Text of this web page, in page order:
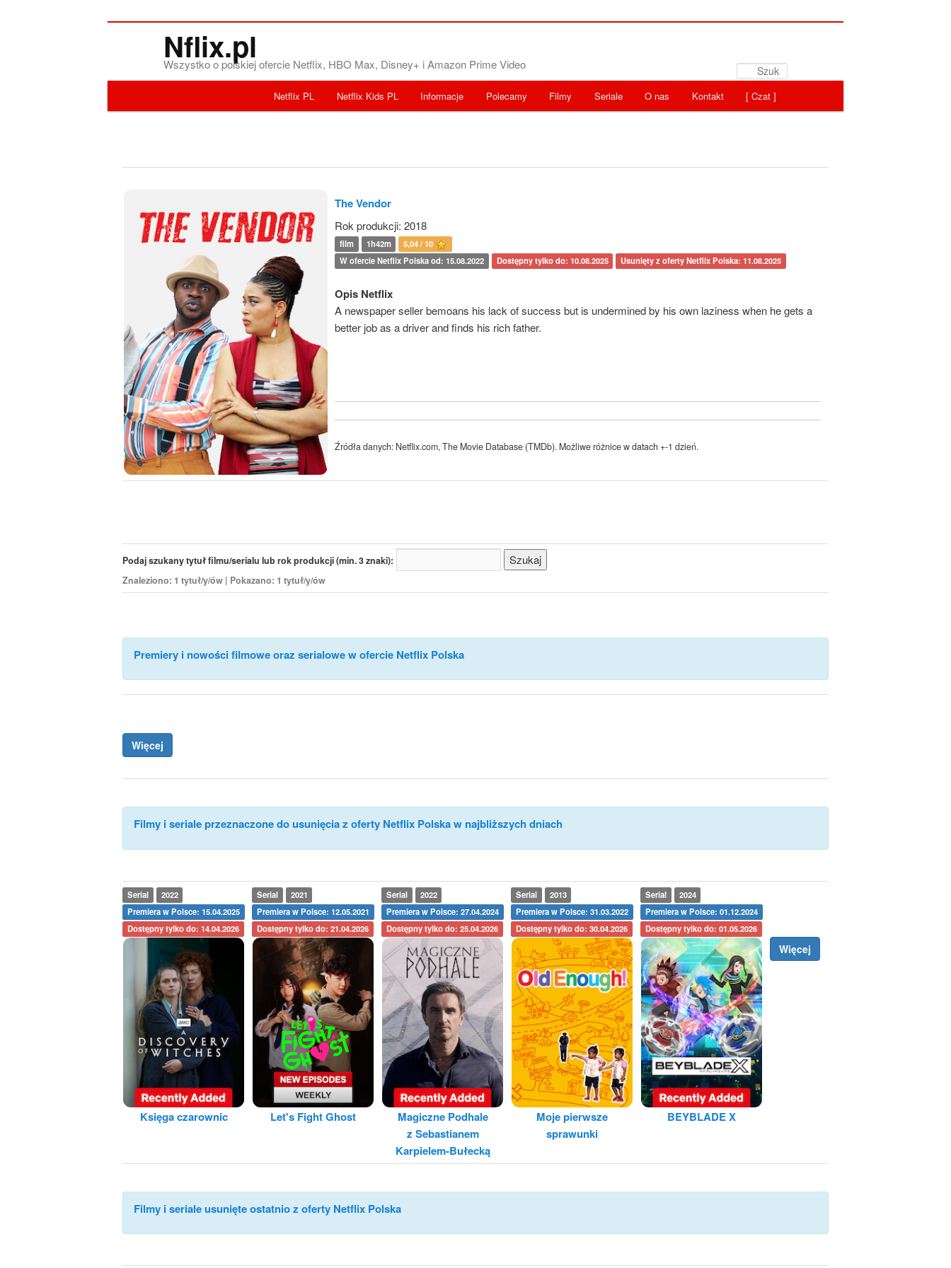
Nflix.pl
Wszystko o polskiej ofercie Netflix, HBO Max, Disney+ i Amazon Prime Video
[ Czat ]
Kontakt
O nas
Seriale
Filmy
Polecamy
Informacje
Netflix Kids PL
Netflix PL
The Vendor
Rok produkcji: 2018
film 1h42m
5,04 / 10
W ofercie Netflix Polska od: 15.08.2022
Dostępny tylko do: 10.08.2025 Usunięty z oferty Netflix Polska: 11.08.2025
Opis Netflix
A newspaper seller bemoans his lack of success but is undermined by his own laziness when he gets a
better job as a driver and finds his rich father.
Źródła danych: Netflix.com, The Movie Database (TMDb). Możliwe różnice w datach +-1 dzień.
Podaj szukany tytuł filmu/serialu lub rok produkcji (min. 3 znaki):
Znaleziono: 1 tytuł/y/ów | Pokazano: 1 tytuł/y/ów
Premiery i nowości filmowe oraz serialowe w ofercie Netflix Polska
Więcej
Filmy i seriale przeznaczone do usunięcia z oferty Netflix Polska w najbliższych dniach
Serial
2022
Premiera w Polsce: 15.04.2025
Dostępny tylko do: 14.04.2026
Księga czarownic
Serial
2021
Premiera w Polsce: 12.05.2021
Dostępny tylko do: 21.04.2026
Let's Fight Ghost
Serial
2022
Premiera w Polsce: 27.04.2024
Dostępny tylko do: 25.04.2026
Magiczne Podhale
z Sebastianem
Karpielem-Bułecką
Serial
2013
Premiera w Polsce: 31.03.2022
Dostępny tylko do: 30.04.2026
Moje pierwsze
sprawunki
Serial
2024
Premiera w Polsce: 01.12.2024
Dostępny tylko do: 01.05.2026
BEYBLADE X
Więcej
Filmy i seriale usunięte ostatnio z oferty Netflix Polska